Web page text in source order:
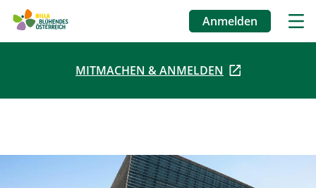
Direkt
Benutzermenü
Anmelden
MITMACHEN & ANMELDEN